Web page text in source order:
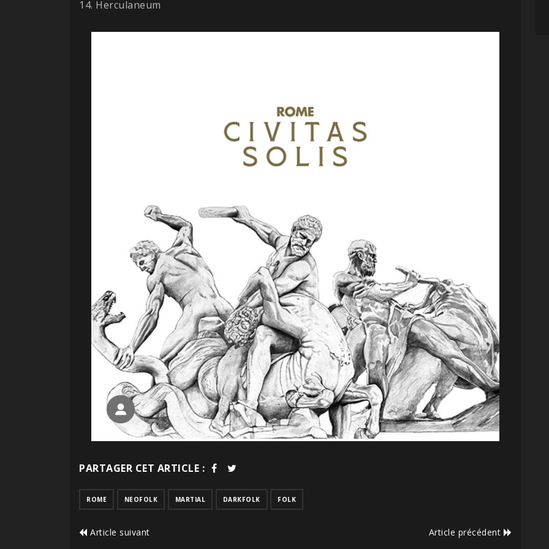
14. Herculaneum
PARTAGER CET ARTICLE :
ROME NEOFOLK MARTIAL DARKFOLK FOLK
Article suivant Article précédent